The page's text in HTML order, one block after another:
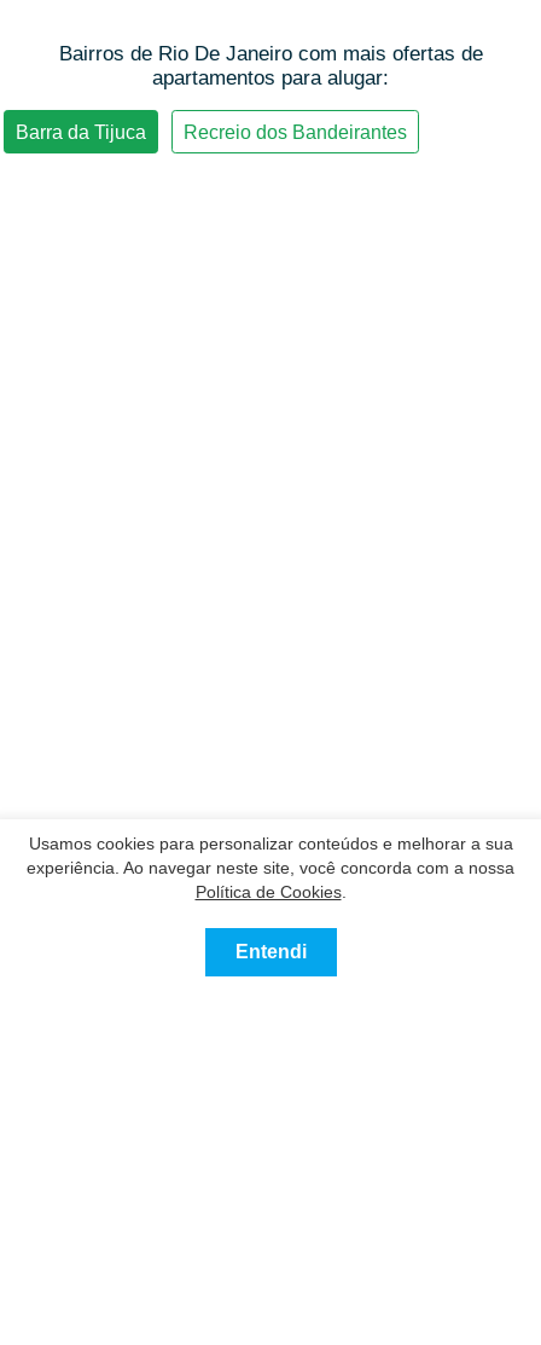
Bairros de Rio De Janeiro com mais ofertas de
apartamentos para alugar:
Usamos cookies para personalizar conteúdos e melhorar a sua
experiência. Ao navegar neste site, você concorda com a nossa
Política de Cookies.
Entendi